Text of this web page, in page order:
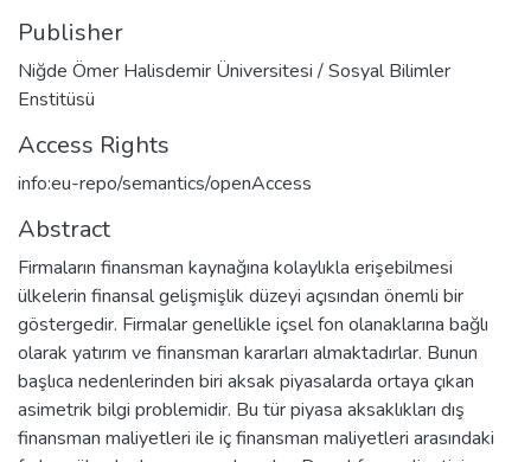
Publisher
Niğde Ömer Halisdemir Üniversitesi / Sosyal Bilimler
Enstitüsü
Access Rights
info:eu-repo/semantics/openAccess
Abstract
Firmaların finansman kaynağına kolaylıkla erişebilmesi
ülkelerin finansal gelişmişlik düzeyi açısından önemli bir
göstergedir. Firmalar genellikle içsel fon olanaklarına bağlı
olarak yatırım ve finansman kararları almaktadırlar. Bunun
başlıca nedenlerinden biri aksak piyasalarda ortaya çıkan
asimetrik bilgi problemidir. Bu tür piyasa aksaklıkları dış
finansman maliyetleri ile iç finansman maliyetleri arasındaki